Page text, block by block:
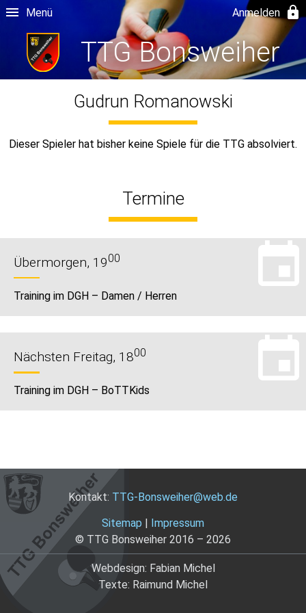
Menü Anmelden
TTG Bonsweiher
Gudrun Romanowski
Dieser Spieler hat bisher keine Spiele für die TTG absolviert.
Termine
Übermorgen, 1900
Training im DGH – Damen / Herren
Nächsten Freitag, 1800
Training im DGH – BoTTKids
Kontakt: TTG-Bonsweiher@web.de
Sitemap | Impressum
© TTG Bonsweiher 2016 – 2026
Webdesign: Fabian Michel
Texte: Raimund Michel